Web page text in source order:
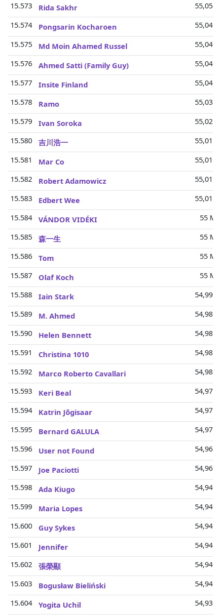
15.573
Rida Sakhr
55,05
15.574
Pongsarin Kocharoen
55,04
15.575
Md Moin Ahamed Russel
55,04
15.576
Ahmed Satti (Family Guy)
55,04
15.577
Insite Finland
55,04
15.578
Ramo
55,03
15.579
Ivan Soroka
55,02
15.580
吉川浩一
55,01
15.581
Mar Co
55,01
15.582
Robert Adamowicz
55,01
15.583
Edbert Wee
55,01
15.584
VÁNDOR VIDÉKI
55
15.585
森一生
55
15.586
Tom
55
15.587
Olaf Koch
55
15.588
Iain Stark
54,99
15.589
M. Ahmed
54,98
15.590
Helen Bennett
54,98
15.591
Christina 1010
54,98
15.592
Marco Roberto Cavallari
54,98
15.593
Keri Beal
54,97
15.594
Katrin Jõgisaar
54,97
15.595
Bernard GALULA
54,97
15.596
User not Found
54,96
15.597
Joe Paciotti
54,96
15.598
Ada Kiugo
54,94
15.599
Maria Lopes
54,94
15.600
Guy Sykes
54,94
15.601
Jennifer
54,94
15.602
張榮顯
54,94
15.603
Bogusław Bieliński
54,94
15.604
Yogita Uchil
54,93